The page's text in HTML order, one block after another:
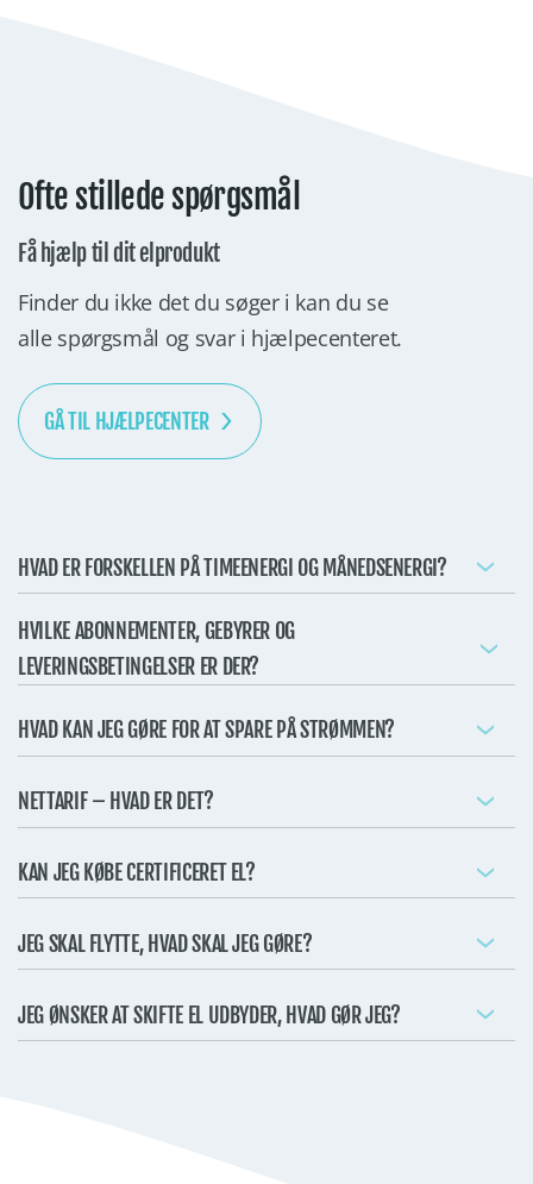
Ofte stillede spørgsmål
Få hjælp til dit elprodukt
Finder du ikke det du søger i kan du se
alle spørgsmål og svar i hjælpecenteret.
GÅ TIL HJÆLPECENTER
HVAD ER FORSKELLEN PÅ TIMEENERGI OG MÅNEDSENERGI?
HVILKE ABONNEMENTER, GEBYRER OG
LEVERINGSBETINGELSER ER DER?
HVAD KAN JEG GØRE FOR AT SPARE PÅ STRØMMEN?
NETTARIF – HVAD ER DET?
KAN JEG KØBE CERTIFICERET EL?
JEG SKAL FLYTTE, HVAD SKAL JEG GØRE?
JEG ØNSKER AT SKIFTE EL UDBYDER, HVAD GØR JEG?